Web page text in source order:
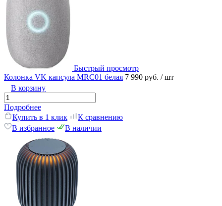
Быстрый просмотр
Колонка VK капсула MRC01 белая 7 990 руб. / шт
В корзину
Подробнее
Купить в 1 клик
К сравнению
В избранное
В наличии